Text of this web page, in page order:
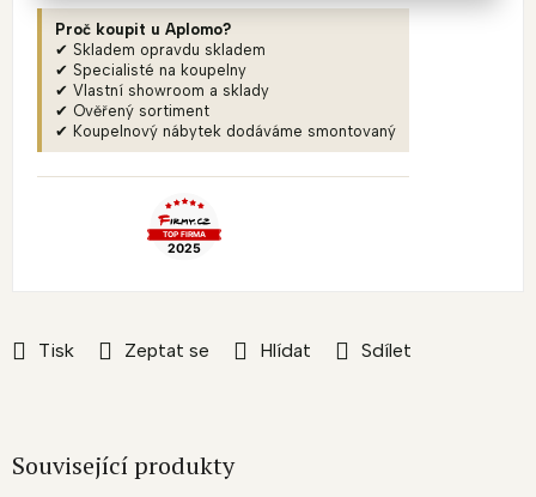
Tisk Zeptat se Hlídat Sdílet
Proč koupit u Aplomo?
✔ Skladem opravdu skladem
✔ Specialisté na koupelny
✔ Vlastní showroom a sklady
✔ Ověřený sortiment
✔ Koupelnový nábytek dodáváme smontovaný
Související produkty